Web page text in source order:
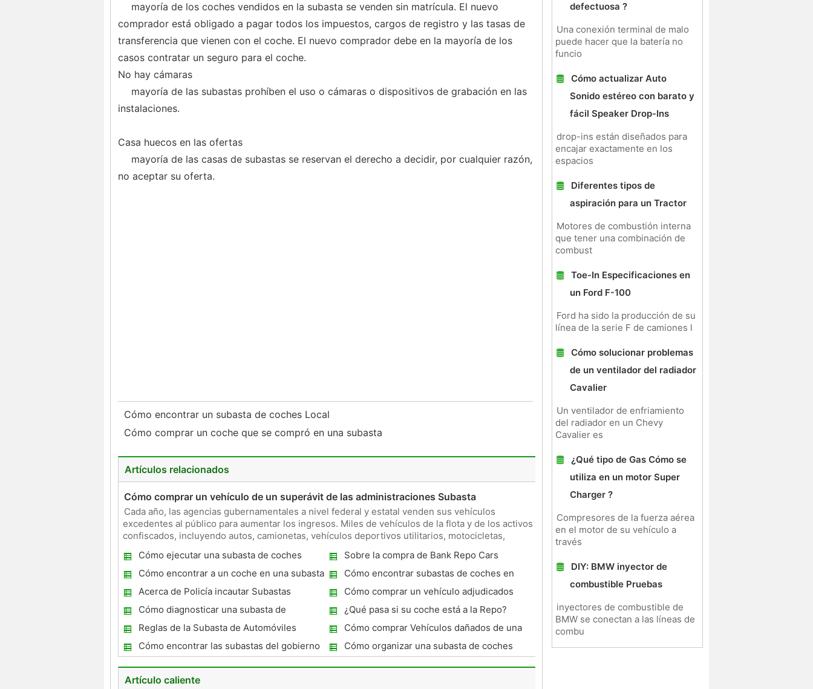
mayoría de los coches vendidos en la subasta se venden sin matrícula. El nuevo
comprador está obligado a pagar todos los impuestos, cargos de registro y las tasas de
transferencia que vienen con el coche. El nuevo comprador debe en la mayoría de los
casos contratar un seguro para el coche.
No hay cámaras
mayoría de las subastas prohíben el uso o cámaras o dispositivos de grabación en las
instalaciones.
Casa huecos en las ofertas
mayoría de las casas de subastas se reservan el derecho a decidir, por cualquier razón,
no aceptar su oferta.
Cómo encontrar un subasta de coches Local
Cómo comprar un coche que se compró en una subasta
Artículos relacionados
Cómo comprar un vehículo de un superávit de las administraciones Subasta
Cada año, las agencias gubernamentales a nivel federal y estatal venden sus vehículos
excedentes al público para aumentar los ingresos. Miles de vehículos de la flota y de los activos
confiscados, incluyendo autos, camionetas, vehículos deportivos utilitarios, motocicletas,
Cómo ejecutar una subasta de coches
Sobre la compra de Bank Repo Cars
Cómo encontrar a un coche en una subasta
de automóviles en Nebraska
Cómo encontrar subastas de coches en
Houston, Texas
Acerca de Policía incautar Subastas
Cómo comprar un vehículo adjudicados
Cómo diagnosticar una subasta de
vehículos confiscados
¿Qué pasa si su coche está a la Repo?
Reglas de la Subasta de Automóviles
Cómo comprar Vehículos dañados de una
compañía de seguros
Cómo encontrar las subastas del gobierno
en Kansas
Cómo organizar una subasta de coches
Artículo caliente
defectuosa ?
Una conexión terminal de malo
puede hacer que la batería no
funcio
Cómo actualizar Auto
Sonido estéreo con barato y
fácil Speaker Drop-Ins
drop-ins están diseñados para
encajar exactamente en los
espacios
Diferentes tipos de
aspiración para un Tractor
Motores de combustión interna
que tener una combinación de
combust
Toe-In Especificaciones en
un Ford F-100
Ford ha sido la producción de su
línea de la serie F de camiones l
Cómo solucionar problemas
de un ventilador del radiador
Cavalier
Un ventilador de enfriamiento
del radiador en un Chevy
Cavalier es
¿Qué tipo de Gas Cómo se
utiliza en un motor Super
Charger ?
Compresores de la fuerza aérea
en el motor de su vehículo a
través
DIY: BMW inyector de
combustible Pruebas
inyectores de combustible de
BMW se conectan a las líneas de
combu